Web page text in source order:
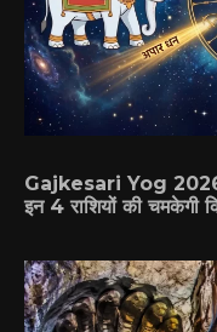
Gajkesari Yog 2026:
इन 4 राशियों की चमकेगी